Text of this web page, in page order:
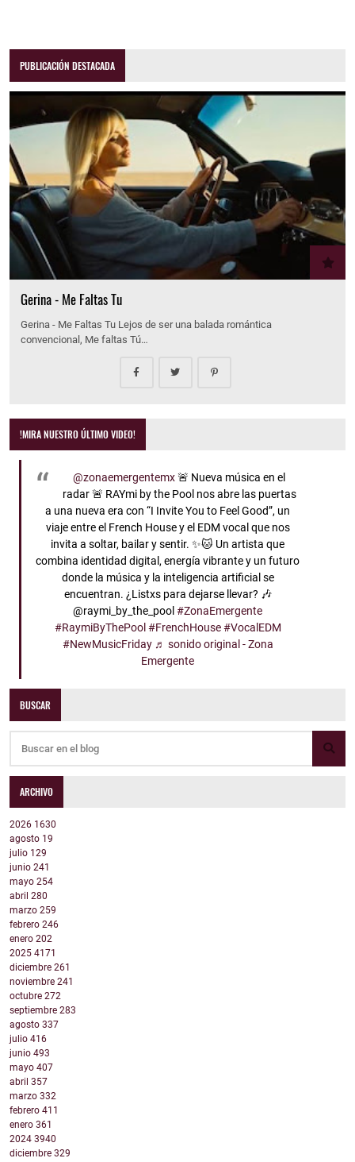
PUBLICACIÓN DESTACADA
Gerina - Me Faltas Tu
Gerina - Me Faltas Tu Lejos de ser una balada romántica
convencional, Me faltas Tú…
!MIRA NUESTRO ÚLTIMO VIDEO!
@zonaemergentemx🚨 Nueva música en el
radar 🚨 RAYmi by the Pool nos abre las puertas
a una nueva era con “I Invite You to Feel Good”, un
viaje entre el French House y el EDM vocal que nos
invita a soltar, bailar y sentir. ✨🐱 Un artista que
combina identidad digital, energía vibrante y un futuro
donde la música y la inteligencia artificial se
encuentran. ¿Listxs para dejarse llevar? 🎶
@raymi_by_the_pool#ZonaEmergente
#RaymiByThePool #FrenchHouse #VocalEDM
#NewMusicFriday ♬ sonido original - Zona
Emergente
BUSCAR
ARCHIVO
2026 1630
agosto 19
julio 129
junio 241
mayo 254
abril 280
marzo 259
febrero 246
enero 202
2025 4171
diciembre 261
noviembre 241
octubre 272
septiembre 283
agosto 337
julio 416
junio 493
mayo 407
abril 357
marzo 332
febrero 411
enero 361
2024 3940
diciembre 329